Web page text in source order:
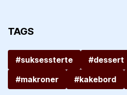
TAGS
#suksessterte #dessert
#makroner
#kakebord